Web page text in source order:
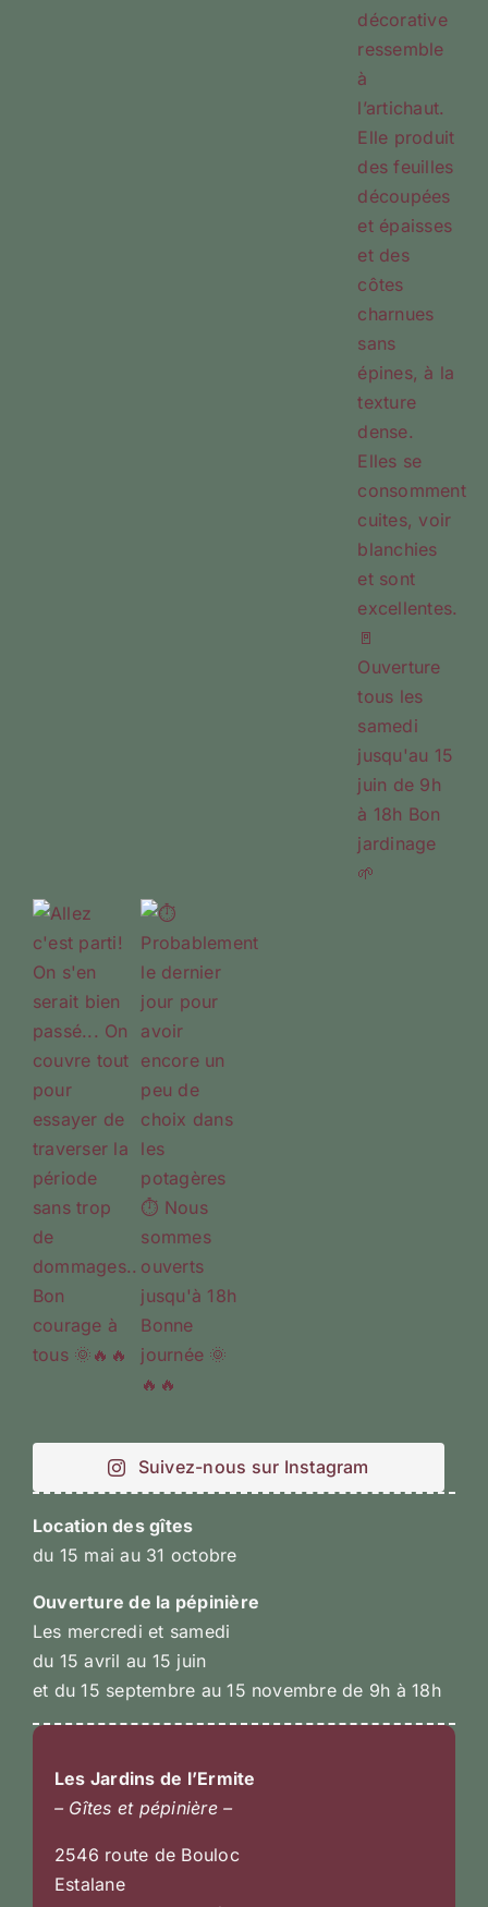
Suivez-nous sur Instagram
Location des gîtes
du 15 mai au 31 octobre
Ouverture de la pépinière
Les mercredi et samedi
du 15 avril au 15 juin
et du 15 septembre au 15 novembre de 9h à 18h
Les Jardins de l’Ermite
– Gîtes et pépinière –
2546 route de Bouloc
Estalane